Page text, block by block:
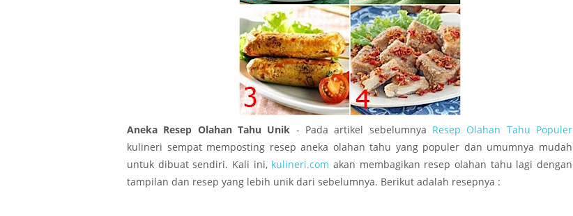
Resep Minuman
Resep Sahur
Resep Sambal
Resep Sate
Resep Sayur
Resep Sop
Resep Soto
Aneka Resep Olahan Tahu Unik - Pada artikel sebelumnya Resep Olahan Tahu Populer
kulineri sempat memposting resep aneka olahan tahu yang populer dan umumnya mudah
untuk dibuat sendiri. Kali ini, kulineri.com akan membagikan resep olahan tahu lagi dengan
tampilan dan resep yang lebih unik dari sebelumnya. Berikut adalah resepnya :